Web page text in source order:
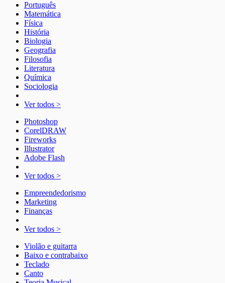
Português
Matemática
Física
História
Biologia
Geografia
Filosofia
Literatura
Química
Sociologia
Ver todos >
Photoshop
CorelDRAW
Fireworks
Illustrator
Adobe Flash
Ver todos >
Empreendedorismo
Marketing
Finanças
Ver todos >
Violão e guitarra
Baixo e contrabaixo
Teclado
Canto